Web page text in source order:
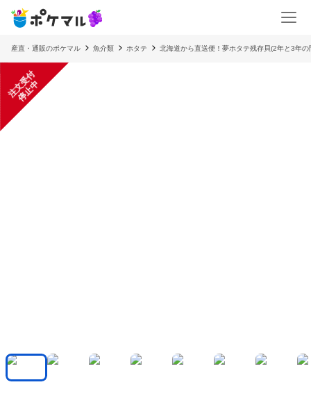
産直・通販のポケマル 魚介類 ホタテ 北海道から直送便！夢ホタテ残存貝(2年と3年
注
文
受
付
停
止
中